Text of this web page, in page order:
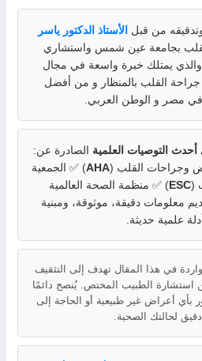
من قبل الأستاذ الدكتور ياسر
بجامعة عين شمس واستشاري
يمتلك خبرة واسعة في مجال
القلب بالمنظار و من أفضل
مصر و الوطن العربي.
أحدث التوصيات العلمية الصادرة عن:
وجراحات القلب (AHA) ✅ الجمعية
(
ESC) ✅ منظمة الصحة العالمية
معلومات دقيقة، موثوقة، ومبنية
علمية حديثة.
في هذا المقال تهدف إلى التثقيف
استشارة الطبيب المختص. يُنصح دائمًا
بأي أعراض غير طبيعية أو الحاجة إلى
لحالتك الصحية.